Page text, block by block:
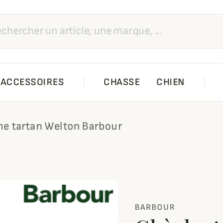
CHASSE CHIEN
tartan Welton Barbour
BARBOUR